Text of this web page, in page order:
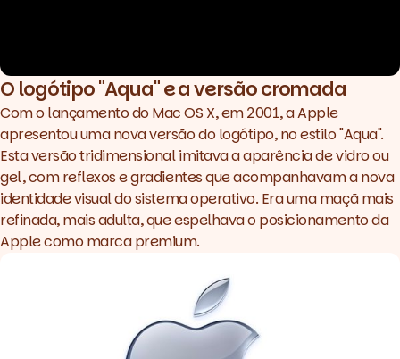
O logótipo "Aqua" e a versão cromada
Com o lançamento do Mac OS X, em 2001, a Apple
apresentou uma nova versão do logótipo, no estilo "Aqua".
Esta versão tridimensional imitava a aparência de vidro ou
gel, com reflexos e gradientes que acompanhavam a nova
identidade visual do sistema operativo. Era uma maçã mais
refinada, mais adulta, que espelhava o posicionamento da
Apple como marcapremium.